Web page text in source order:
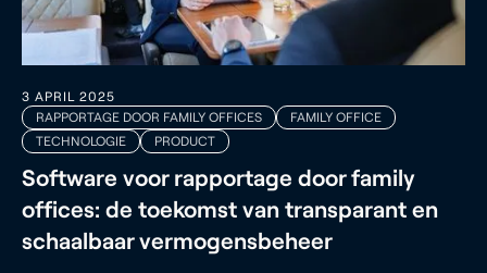
3 APRIL 2025
RAPPORTAGE DOOR FAMILY OFFICES
FAMILY OFFICE
TECHNOLOGIE
PRODUCT
Software voor rapportage door family
offices: de toekomst van transparant en
schaalbaar vermogensbeheer